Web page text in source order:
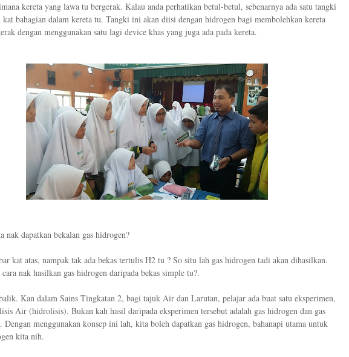
kereta yang lawa tu bergerak. Kalau anda perhatikan betul-betul, sebenarnya ada satu tangki
kat bahagian dalam kereta tu. Tangki ini akan diisi dengan hidrogen bagi membolehkan kereta
dengan menggunakan satu lagi device khas yang juga ada pada kereta.
nak dapatkan bekalan gas hidrogen?
kat atas, nampak tak ada bekas tertulis H2 tu ? So situ lah gas hidrogen tadi akan dihasilkan.
cara nak hasilkan gas hidrogen daripada bekas simple tu?.
Kan dalam Sains Tingkatan 2, bagi tajuk Air dan Larutan, pelajar ada buat satu eksperimen,
Air (hidrolisis). Bukan kah hasil daripada eksperimen tersebut adalah gas hidrogen dan gas
Dengan menggunakan konsep ini lah, kita boleh dapatkan gas hidrogen, bahanapi utama untuk
kita nih.